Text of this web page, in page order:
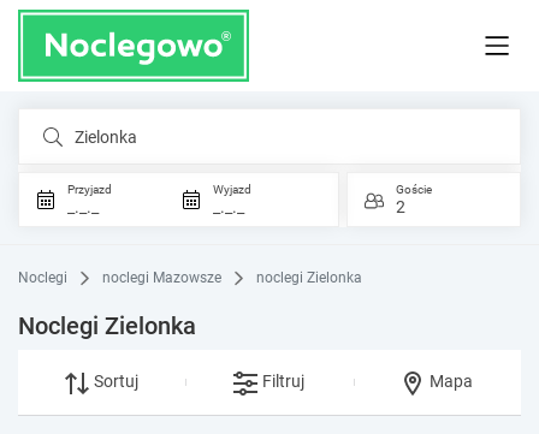
Zielonka
Przyjazd
_._._
Wyjazd
_._._
Goście
2
Noclegi noclegi Mazowsze noclegi Zielonka
Noclegi Zielonka
Sortuj Filtruj Mapa